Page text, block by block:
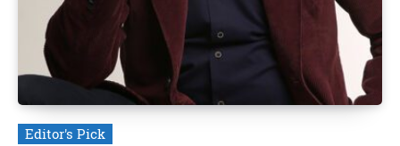
Editor's Pick